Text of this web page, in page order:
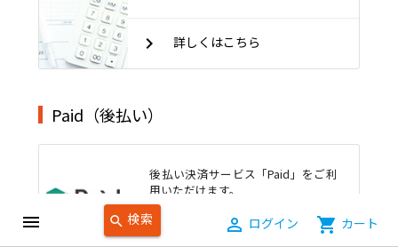
menu search 検索 person_outline ログイン shopping_cart カート
keyboard_arrow_right 詳しくはこちら
Paid（後払い）
後払い決済サービス「Paid」をご利
用いただけます。
ご希望に応じて、月締めの請求...